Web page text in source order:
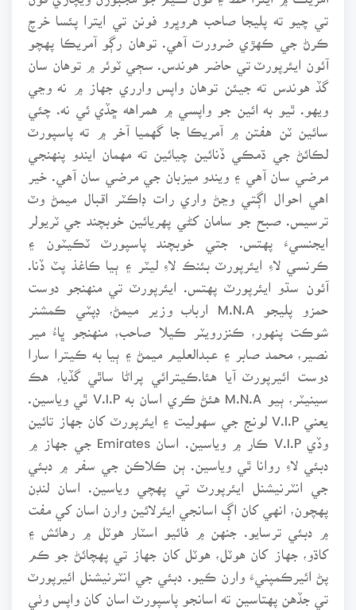
تي چيو ته پليجا صاحب هروڀرو فونن تي ايترا پئسا خرچ
ڪرڻ جي ڪهڙي ضرورت آهي. توهان رڳو آمريڪا پهچو
آئون ايئرپورٽ تي حاضر هوندس. سڄي ٽوئر ۾ توهان سان
گڏ هوندس ته جيئن توهان واپس وارري جهاز ۾ نه وڃي
ويهو. ٿيو به ائين جو واپسي ۾ همراهه ڇڏي ئي نه. چئي
سائين ٽن هفتن ۾ آمريڪا جا گهميا آخر ۾ ته پاسپورٽ
لڪائڻ جي ڌمڪي ڏنائين چيائين ته مهمان ايندو پنهنجي
مرضي سان آهي ۽ ويندو ميزبان جي مرضي سان آهي. خير
اهي احوال اڳتي وڃڻ واري رات ڊاڪٽر اقبال ميمڻ وٽ
ترسيس. صبح جو سامان کڻي پهريائين خوبچند جي ٽريولر
ايجنسيءَ پهتس. جتي خوبچند پاسپورٽ ٽڪيٽون ۽
ڪرنسي لاءِ ايئرپورٽ بئنڪ لاءِ ليٽر ۽ ٻيا ڪاغذ پٽ ڏنا.
آئون سڌو ايئرپورٽ پهتس. ايئرپورٽ تي منهنجو دوست
حمزو پليجو M.N.A ارباب وزير ميمڻ، ڊپٽي ڪمشنر
شوڪت پنهور، ڪنزرويٽر ڪيلا صاحب، منهنجو ڀاءُ مير
نصير، محمد صابر ۽ عبدالعليم ميمڻ ۽ ٻيا به ڪيترا سارا
دوست ائيرپورٽ آيا هئا.ڪيترائي پراڻا ساٿي گڏيا، هڪ
سينيٽر، ٻيو M.N.A هئڻ ڪري اسان به V.I.P ٿي وياسين.
يعني V.I.P لونج جي سهوليت ۽ ايئرپورٽ کان جهاز تائين
وڏي V.I.P ڪار ۾ وياسين. اسان Emirates جي جهاز ۾
دبئي لاءِ روانا ٿي وياسين. ٻن ڪلاڪن جي سفر ۾ دبئي
جي انٽرنيشنل ايئرپورٽ تي پهچي وياسين. اسان لنڊن
پهچون، انهي کان اڳ اسانجي ايئرلائين وارن اسان کي مفت
۾ دبئي ترسايو. جنهن ۾ فائيو اسٽار هوٽل ۾ رهائش ۽
کاڌو، جهاز کان هوٽل، هوٽل کان جهاز تي پهچائڻ جو ڪم
پڻ ائيرڪمپنيءَ وارن ڪيو. دبئي جي انٽرنيشنل ائيرپورٽ
تي جڏهن پهتاسين ته اسانجو پاسپورٽ اسان کان واپس وٺي